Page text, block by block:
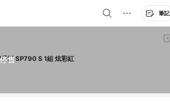
筆記
售 A-ZEAL 加厚防撞護膝 極限運動/跳舞/溜冰/滑板 SP790 S 1組 炫彩紅